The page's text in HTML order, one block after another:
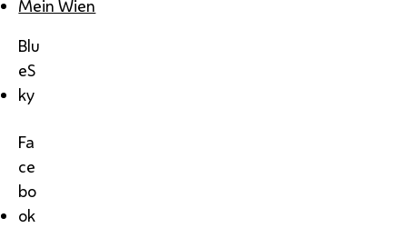
Mein Wien
Blu
eS
ky
Fa
ce
bo
ok